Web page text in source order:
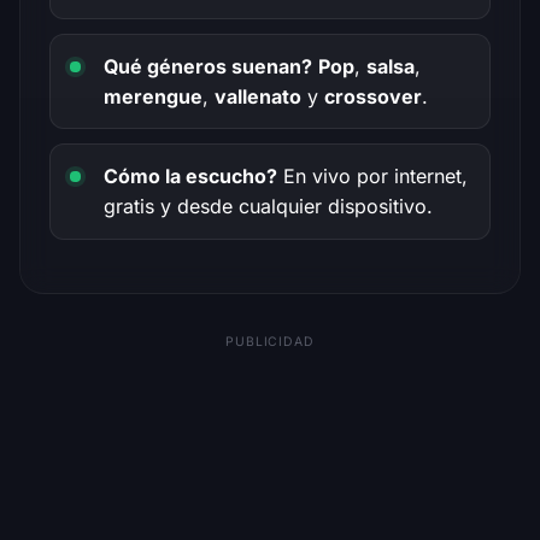
Qué géneros suenan? Pop, salsa,
merengue, vallenato y crossover.
Cómo la escucho? En vivo por internet,
gratis y desde cualquier dispositivo.
PUBLICIDAD